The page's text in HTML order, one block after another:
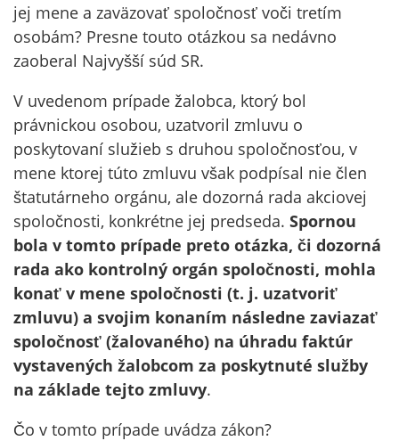
jej mene a zaväzovať spoločnosť voči tretím
osobám? Presne touto otázkou sa nedávno
zaoberal Najvyšší súd SR.
V uvedenom prípade žalobca, ktorý bol
právnickou osobou, uzatvoril zmluvu o
poskytovaní služieb s druhou spoločnosťou, v
mene ktorej túto zmluvu však podpísal nie člen
štatutárneho orgánu, ale dozorná rada akciovej
spoločnosti, konkrétne jej predseda. Spornou
bola v tomto prípade preto otázka, či dozorná
rada ako kontrolný orgán spoločnosti, mohla
konať v mene spoločnosti (t. j. uzatvoriť
zmluvu) a svojim konaním následne zaviazať
spoločnosť (žalovaného) na úhradu faktúr
vystavených žalobcom za poskytnuté služby
na základe tejto zmluvy.
Čo v tomto prípade uvádza zákon?